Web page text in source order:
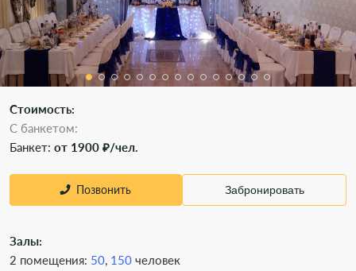
Стоимость:
С банкетом:
Банкет: от 1900 ₽/чел.
Позвонить Забронировать
Залы:
2 помещения: 50, 150 человек